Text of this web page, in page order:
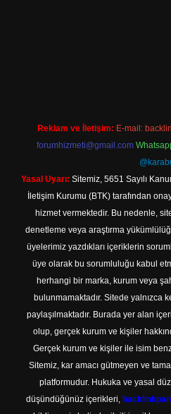
Reklam ve İletişim: E-mail:
forumhizmeti@gmail.com
Yasal Uyarı: Sitemiz, 5651 Sayılı
İletişim Kurumu (BTK) tarafından
hizmet vermektedir. Bu nedenle,
denetleme veya araştırma
üyelerimiz yazdıkları içeriklerin
üye olarak bu sorumluluğu kabul
herhangi bir marka, kurum veya
bulunmamaktadır. Sitede yalnızca
paylaşılmaktadır. Burada yer alan
olup, gerçek kurum ve kişiler
Gerçek kurum ve kişiler ile isim
Sitemiz, kar amacı gütmeyen ve
platformudur. Hukuka ve yasal
düşündüğünüz içerikleri,